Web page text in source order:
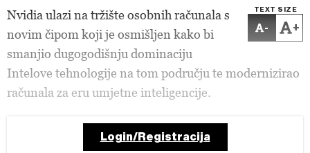
TEXT SIZE
- +
Nvidia ulazi na tržište osobnih računala s
novim čipom koji je osmišljen kako bi
smanjio dugogodišnju dominaciju
Intelove tehnologije na tom području te modernizirao
računala za eru umjetne inteligencije.
Login/Registracija